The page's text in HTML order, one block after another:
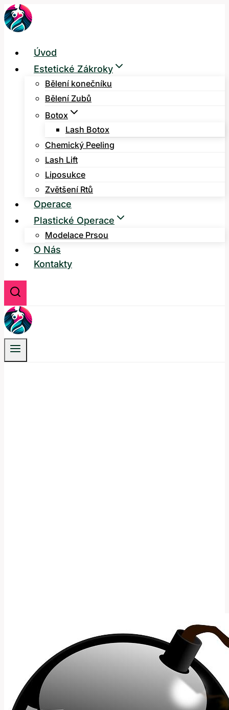
Přeskočit
na
Úvod
Estetické Zákroky
Bělení konečníku
Bělení Zubů
Botox
Lash Botox
Chemický Peeling
Lash Lift
Liposukce
Zvětšení Rtů
Operace
Plastické Operace
Modelace Prsou
O Nás
Kontakty